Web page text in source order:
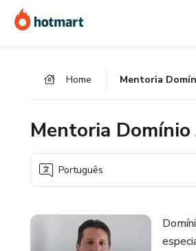
para
o
para
o
para
o
Home
Mentoria Domínio
Português